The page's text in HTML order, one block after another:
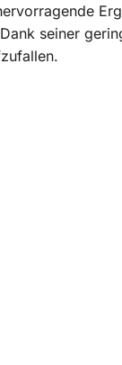
seiner